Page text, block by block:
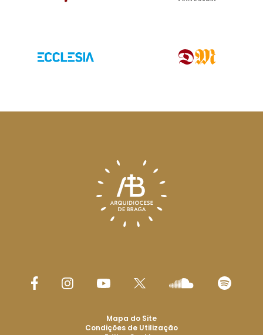
Mapa do Site
Condições de Utilização